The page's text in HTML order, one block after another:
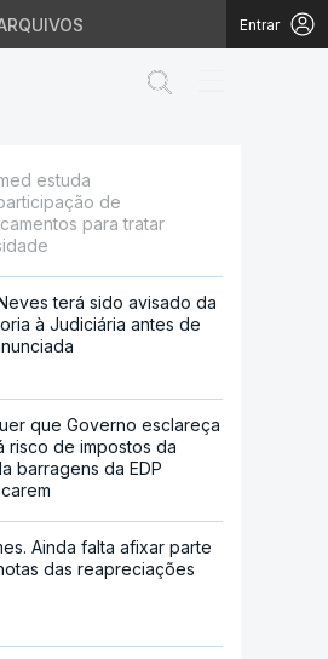
Entrar
para tratar
estuda
de
para tratar
terá sido avisado da
à Judiciária antes de
que Governo esclareça
risco de impostos da
barragens da EDP
Ainda falta afixar parte
das reapreciações